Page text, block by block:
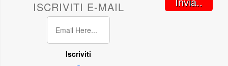
ISCRIVITI E-MAIL
Iscriviti